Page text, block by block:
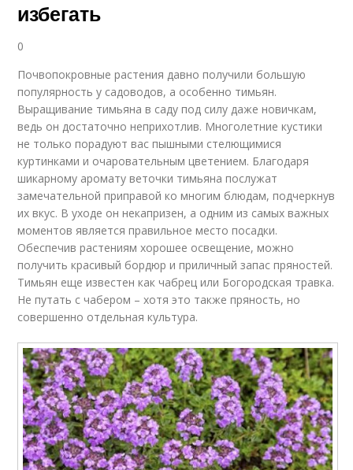
избегать
0
Почвопокровные растения давно получили большую
популярность у садоводов, а особенно тимьян.
Выращивание тимьяна в саду под силу даже новичкам,
ведь он достаточно неприхотлив. Многолетние кустики
не только порадуют вас пышными стелющимися
куртинками и очаровательным цветением. Благодаря
шикарному аромату веточки тимьяна послужат
замечательной приправой ко многим блюдам, подчеркнув
их вкус. В уходе он некапризен, а одним из самых важных
моментов является правильное место посадки.
Обеспечив растениям хорошее освещение, можно
получить красивый бордюр и приличный запас пряностей.
Тимьян еще известен как чабрец или Богородская травка.
Не путать с чабером – хотя это также пряность, но
совершенно отдельная культура.